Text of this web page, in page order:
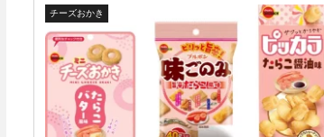
チーズおかき